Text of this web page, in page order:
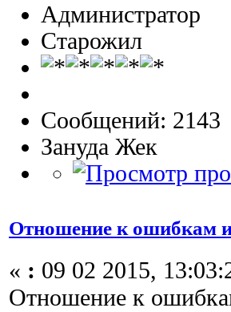
Администратор
Старожил
Сообщений: 2143
Зануда Жек
Отношение к ошибкам и
« : 09 02 2015,
Отношение к